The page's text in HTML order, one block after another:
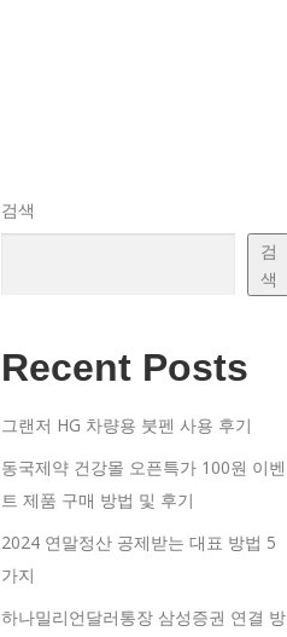
검색
검
색
Recent Posts
그랜저 HG 차량용 붓펜 사용 후기
동국제약 건강몰 오픈특가 100원 이벤
트 제품 구매 방법 및 후기
2024 연말정산 공제받는 대표 방법 5
가지
하나밀리언달러통장 삼성증권 연결 방